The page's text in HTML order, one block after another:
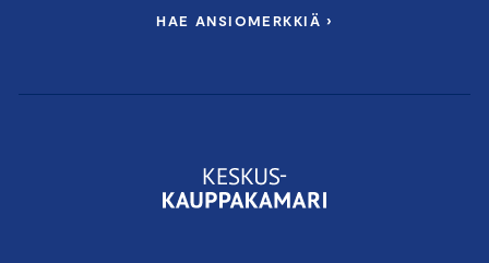
HAE ANSIOMERKKIÄ ›